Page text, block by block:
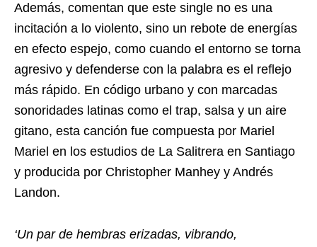
Además, comentan que este single no es una
incitación a lo violento, sino un rebote de energías
en efecto espejo, como cuando el entorno se torna
agresivo y defenderse con la palabra es el reflejo
más rápido. En código urbano y con marcadas
sonoridades latinas como el trap, salsa y un aire
gitano, esta canción fue compuesta por Mariel
Mariel en los estudios de La Salitrera en Santiago
y producida por Christopher Manhey y Andrés
Landon.
‘Un par de hembras erizadas, vibrando,